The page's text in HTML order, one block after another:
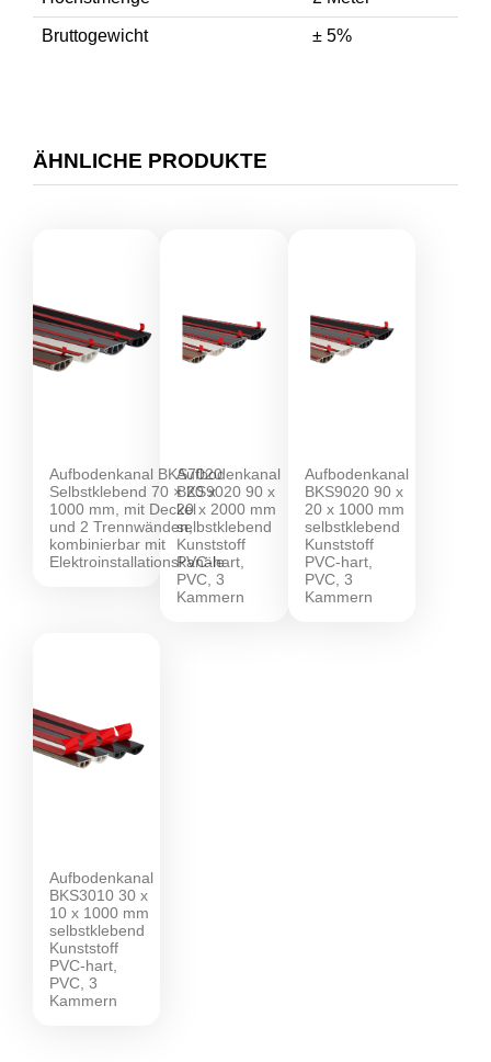
Bruttogewicht ± 5%
ÄHNLICHE PRODUKTE
Aufbodenkanal BKS7020
Selbstklebend 70 × 20 x
1000 mm, mit Deckel
und 2 Trennwänden,
kombinierbar mit
Elektroinstallationskanäle
Aufbodenkanal
BKS9020 90 x
20 x 2000 mm
selbstklebend
Kunststoff
PVC-hart,
PVC, 3
Kammern
Aufbodenkanal
BKS9020 90 x
20 x 1000 mm
selbstklebend
Kunststoff
PVC-hart,
PVC, 3
Kammern
Aufbodenkanal
BKS3010 30 x
10 x 1000 mm
selbstklebend
Kunststoff
PVC-hart,
PVC, 3
Kammern